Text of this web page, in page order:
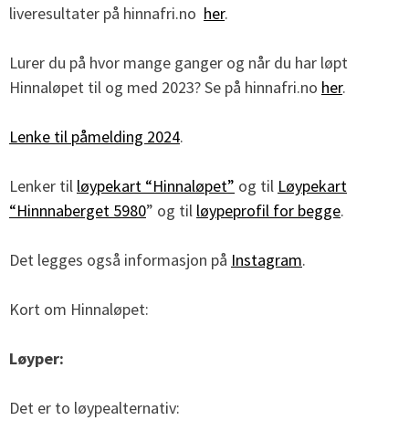
liveresultater på hinnafri.no her.
Lurer du på hvor mange ganger og når du har løpt
Hinnaløpet til og med 2023? Se på hinnafri.no her.
Lenke til påmelding 2024.
Lenker til løypekart “Hinnaløpet” og til Løypekart
“Hinnnaberget 5980” og til løypeprofil for begge.
Det legges også informasjon på Instagram.
Kort om Hinnaløpet:
Løyper:
Det er to løypealternativ: